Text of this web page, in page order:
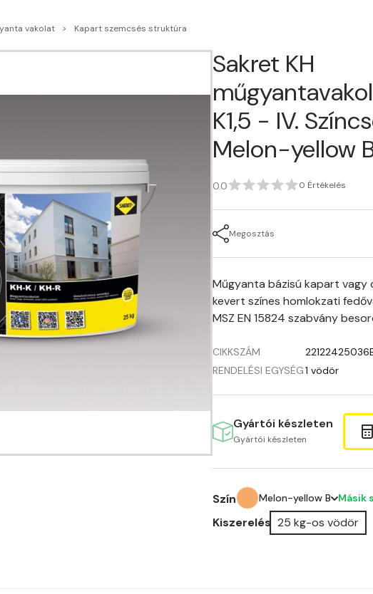
vakolat Kapart szemcsés struktúra
Sakret KH
K1,5 - IV.
Melon-yellow
0.0 0 Értékelés
Megosztás
Műgyanta bázisú kapart
kevert színes homlokzati
MSZ EN 15824 szabvány
CIKKSZÁM
RENDELÉSI EGYSÉG1 vödör
Gyártói készleten
Gyártói készleten
Szín
Melon-yellow B
Amber B
Másik
Kiszerelés 25 kg-os vödör